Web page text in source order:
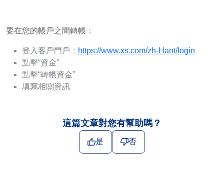
要在您的帳戶之間轉帳：
登入客戶門戶： https://www.xs.com/zh-Hant/login
點擊“資金”
點擊“轉帳資金”
填寫相關資訊
這篇文章對您有幫助嗎？
是 否